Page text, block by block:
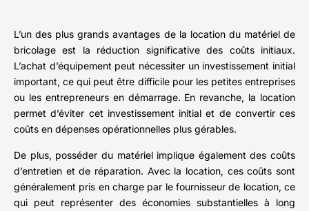
L’un des plus grands avantages de la location du matériel de
bricolage est la réduction significative des coûts initiaux.
L’achat d’équipement peut nécessiter un investissement initial
important, ce qui peut être difficile pour les petites entreprises
ou les entrepreneurs en démarrage. En revanche, la location
permet d’éviter cet investissement initial et de convertir ces
coûts en dépenses opérationnelles plus gérables.
De plus, posséder du matériel implique également des coûts
d’entretien et de réparation. Avec la location, ces coûts sont
généralement pris en charge par le fournisseur de location, ce
qui peut représenter des économies substantielles à long